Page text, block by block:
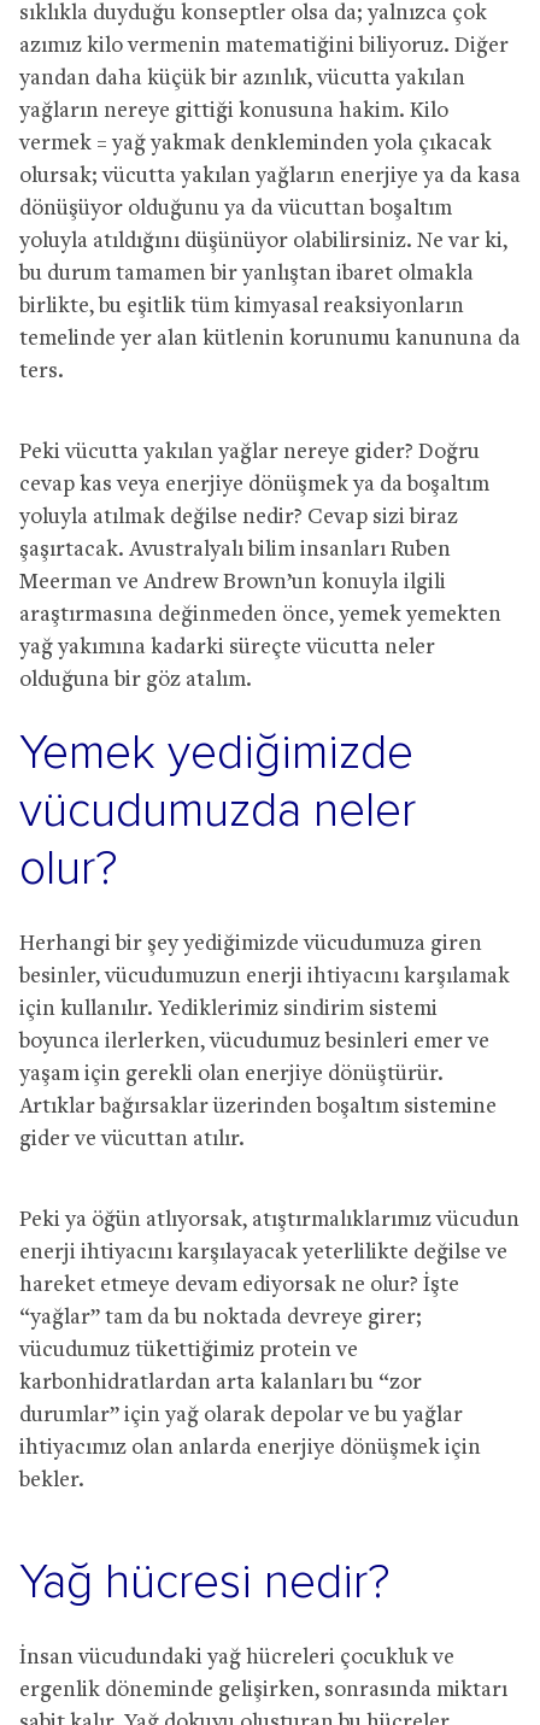
sıklıkla duyduğu konseptler olsa da; yalnızca çok
azımız kilo vermenin matematiğini biliyoruz. Diğer
yandan daha küçük bir azınlık, vücutta yakılan
yağların nereye gittiği konusuna hakim. Kilo
vermek = yağ yakmak denkleminden yola çıkacak
olursak; vücutta yakılan yağların enerjiye ya da kasa
dönüşüyor olduğunu ya da vücuttan boşaltım
yoluyla atıldığını düşünüyor olabilirsiniz. Ne var ki,
bu durum tamamen bir yanlıştan ibaret olmakla
birlikte, bu eşitlik tüm kimyasal reaksiyonların
temelinde yer alan kütlenin korunumu kanununa da
ters.
Peki vücutta yakılan yağlar nereye gider? Doğru
cevap kas veya enerjiye dönüşmek ya da boşaltım
yoluyla atılmak değilse nedir? Cevap sizi biraz
şaşırtacak. Avustralyalı bilim insanları Ruben
Meerman ve Andrew Brown’un konuyla ilgili
araştırmasına değinmeden önce, yemek yemekten
yağ yakımına kadarki süreçte vücutta neler
olduğuna bir göz atalım.
Yemek yediğimizde
vücudumuzda neler
olur?
Herhangi bir şey yediğimizde vücudumuza giren
besinler, vücudumuzun enerji ihtiyacını karşılamak
için kullanılır. Yediklerimiz sindirim sistemi
boyunca ilerlerken, vücudumuz besinleri emer ve
yaşam için gerekli olan enerjiye dönüştürür.
Artıklar bağırsaklar üzerinden boşaltım sistemine
gider ve vücuttan atılır.
Peki ya öğün atlıyorsak, atıştırmalıklarımız vücudun
enerji ihtiyacını karşılayacak yeterlilikte değilse ve
hareket etmeye devam ediyorsak ne olur? İşte
“yağlar” tam da bu noktada devreye girer;
vücudumuz tükettiğimiz protein ve
karbonhidratlardan arta kalanları bu “zor
durumlar” için yağ olarak depolar ve bu yağlar
ihtiyacımız olan anlarda enerjiye dönüşmek için
bekler.
Yağ hücresi nedir?
İnsan vücudundaki yağ hücreleri çocukluk ve
ergenlik döneminde gelişirken, sonrasında miktarı